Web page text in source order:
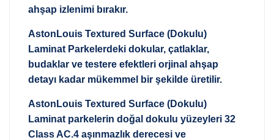
ahşap izlenimi bırakır.
AstonLouis Textured Surface (Dokulu)
Laminat Parkelerdeki dokular, çatlaklar,
budaklar ve testere efektleri orjinal ahşap
detayı kadar mükemmel bir şekilde üretilir.
AstonLouis Textured Surface (Dokulu)
Laminat parkelerin doğal dokulu yüzeyleri 32
Class AC.4 aşınmazlık derecesi ve